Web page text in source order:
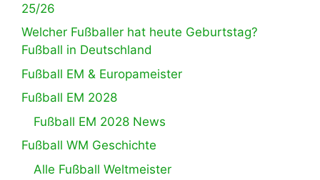
25/26
Welcher Fußballer hat heute Geburtstag?
Fußball in Deutschland
Fußball EM & Europameister
Fußball EM 2028
Fußball EM 2028 News
Fußball WM Geschichte
Alle Fußball Weltmeister